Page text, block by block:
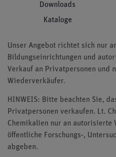
Downloads
Kataloge
Unser Angebot richtet sich nur
Bildungseinrichtungen und
Verkauf an Privatpersonen und
Wiederverkäufer.
HINWEIS: Bitte beachten Sie,
Privatpersonen verkaufen. Lt.
Chemikalien nur an autorisierte
öffentliche Forschungs-,
abgeben.